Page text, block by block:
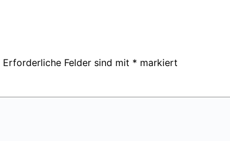
Erforderliche Felder sind mit * markiert